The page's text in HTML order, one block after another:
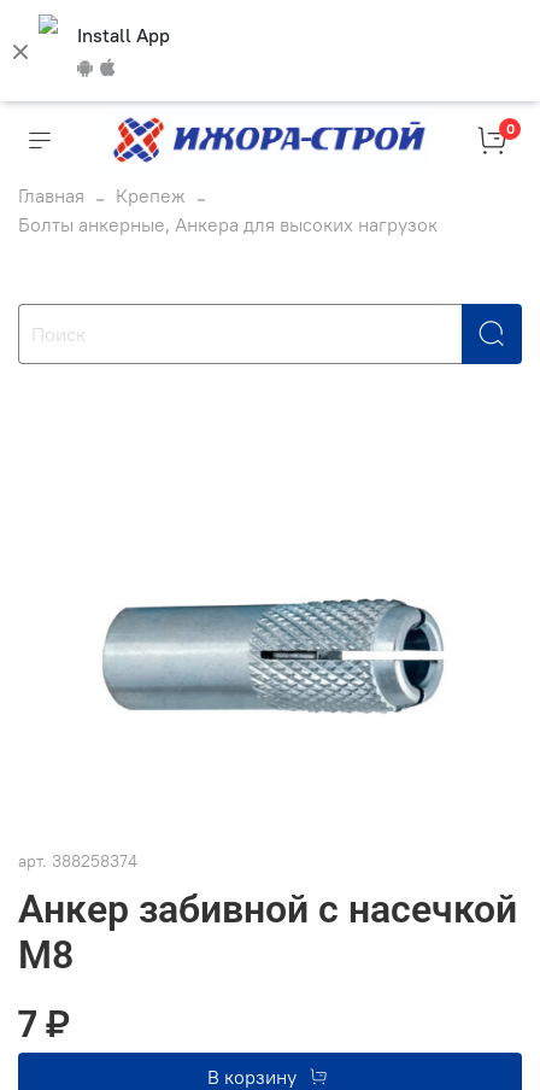
Install App
0
Главная
Крепеж
Болты анкерные, Анкера для высоких нагрузок
арт. 388258374
Анкер забивной с насечкой
М8
7 ₽
В корзину